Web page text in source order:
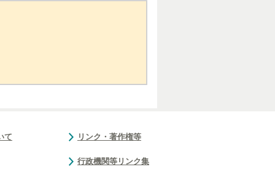
て リンク・著作権等
行政機関等リンク集